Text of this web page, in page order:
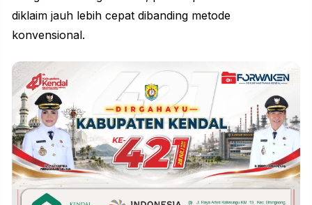
diklaim jauh lebih cepat dibanding metode
konvensional.